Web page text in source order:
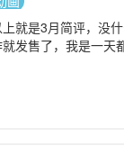
上就是3月简评，没
发售了，我是一天